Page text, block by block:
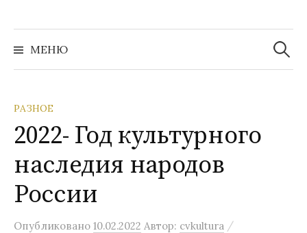
МЕНЮ
Найти:
РАЗНОЕ
2022- Год культурного
наследия народов
России
Опубликовано 10.02.2022 Автор: cvkultura /